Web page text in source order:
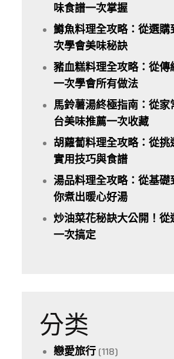
味食譜一次掌握
鱒魚料理全攻略：從選購
次學會美味秘訣
豬血糕料理全攻略：從傳
一次學會所有做法
馬鈴薯湯終極指南：從家
台美味推薦一次收藏
胡蘿蔔料理全攻略：從挑
實用技巧與食譜
湯品料理全攻略：從基礎
你煮出暖心好湯
炒油菜花秘訣大公開！從
一次搞定
分类
戀愛旅行 (118)